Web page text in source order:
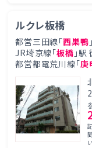
ルクレ板橋
都営三田線「西巣鴨
JR埼京線「板橋 」
都営都電荒川線「庚